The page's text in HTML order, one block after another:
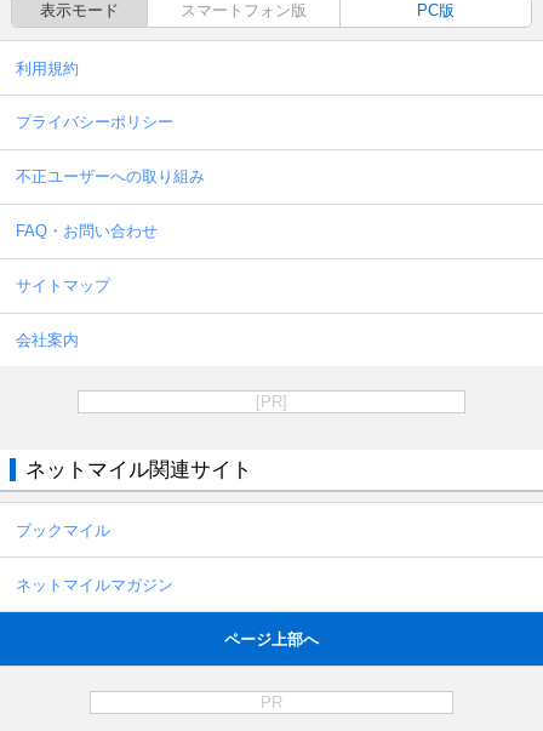
表示モード スマートフォン版 PC版
利用規約
プライバシーポリシー
不正ユーザーへの取り組み
FAQ・お問い合わせ
サイトマップ
会社案内
[PR]
ネットマイル関連サイト
ブックマイル
ネットマイルマガジン
ページ上部へ
PR